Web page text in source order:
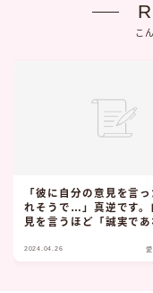
こ
「彼に自分の意見を言
れそうで…」真逆です。
見を言うほど「誠実であ
2024.04.26